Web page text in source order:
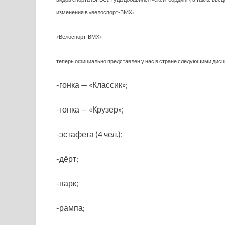
изменения в «велоспорт-BMX».
«Велоспорт-BМХ»
теперь официально представлен у нас в стране следующими
-гонка — «Классик»;
-гонка — «Крузер»;
-эстафета (4 чел.);
-дёрт;
-парк;
-рампа;